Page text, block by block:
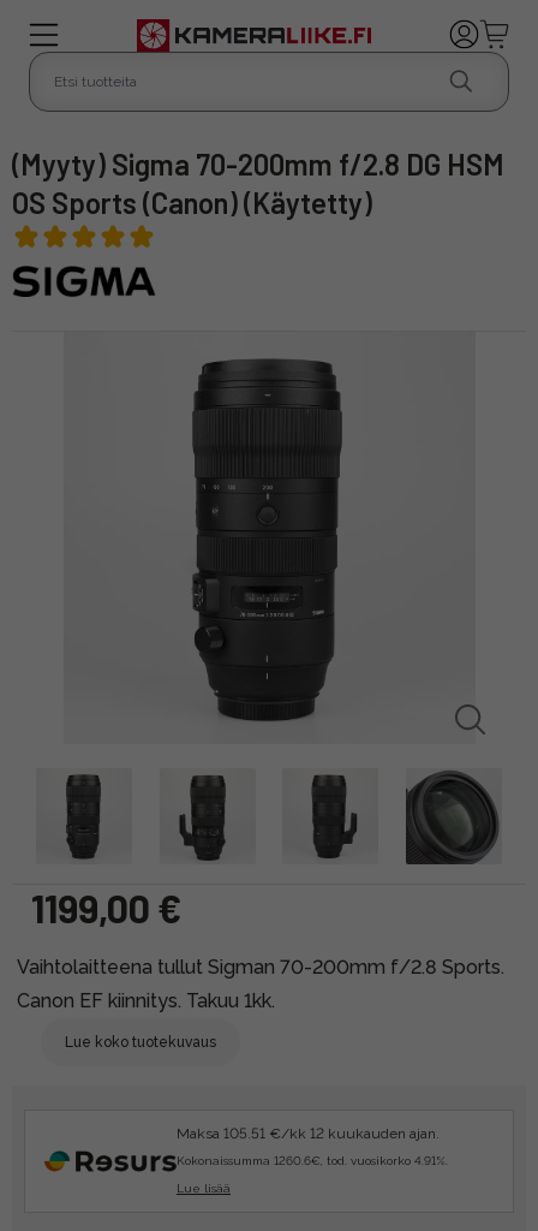
(Myyty) Sigma 70-200mm f/2.8 DG HSM
OS Sports (Canon) (Käytetty)
1199,00 €
Vaihtolaitteena tullut Sigman 70-200mm f/2.8 Sports.
Canon EF kiinnitys. Takuu 1kk.
Lue koko tuotekuvaus
Maksa 105.51 €/kk 12 kuukauden ajan.
Kokonaissumma 1260.6€, tod. vuosikorko 4.91%.
Lue lisää